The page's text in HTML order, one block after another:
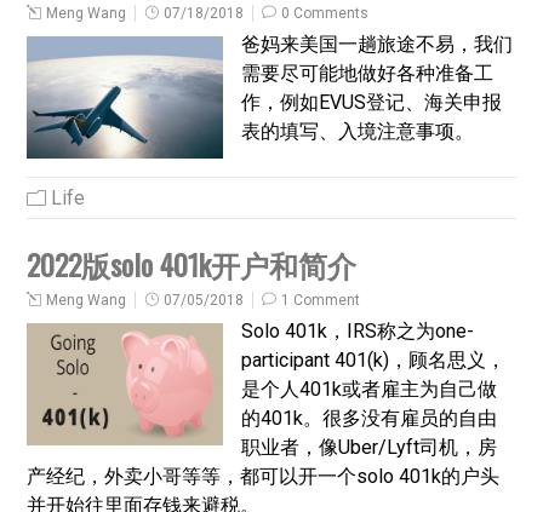
Meng Wang 07/18/2018 0 Comments
爸妈来美国一趟旅途不易，我们
需要尽可能地做好各种准备工
作，例如EVUS登记、海关申报
表的填写、入境注意事项。
Life
2022版solo 401k开户和简介
Meng Wang 07/05/2018 1 Comment
Solo 401k，IRS称之为one-
participant 401(k)，顾名思义，
是个人401k或者雇主为自己做
的401k。很多没有雇员的自由
职业者，像Uber/Lyft司机，房
产经纪，外卖小哥等等，都可以开一个solo 401k的户头
并开始往里面存钱来避税。